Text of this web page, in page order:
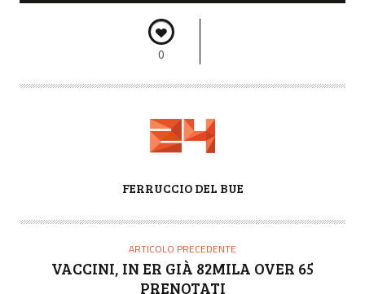
0
T
FERRUCCIO DEL BUE
ARTICOLO PRECEDENTE
VACCINI, IN ER GIÀ 82MILA OVER 65
PRENOTATI